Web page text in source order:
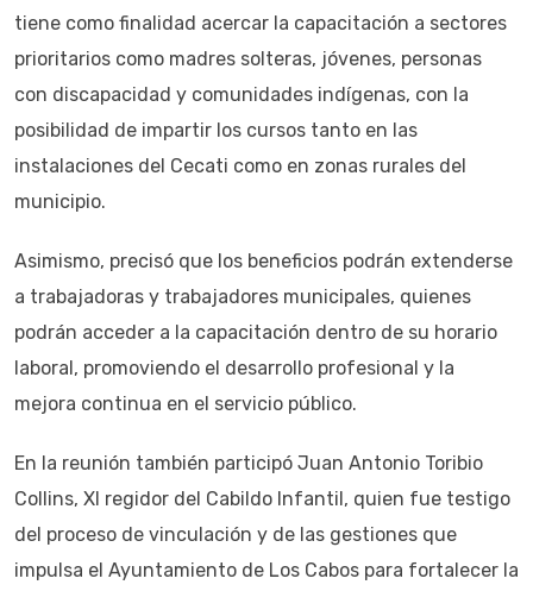
tiene como finalidad acercar la capacitación a sectores
prioritarios como madres solteras, jóvenes, personas
con discapacidad y comunidades indígenas, con la
posibilidad de impartir los cursos tanto en las
instalaciones del Cecati como en zonas rurales del
municipio.
Asimismo, precisó que los beneficios podrán extenderse
a trabajadoras y trabajadores municipales, quienes
podrán acceder a la capacitación dentro de su horario
laboral, promoviendo el desarrollo profesional y la
mejora continua en el servicio público.
En la reunión también participó Juan Antonio Toribio
Collins, XI regidor del Cabildo Infantil, quien fue testigo
del proceso de vinculación y de las gestiones que
impulsa el Ayuntamiento de Los Cabos para fortalecer la